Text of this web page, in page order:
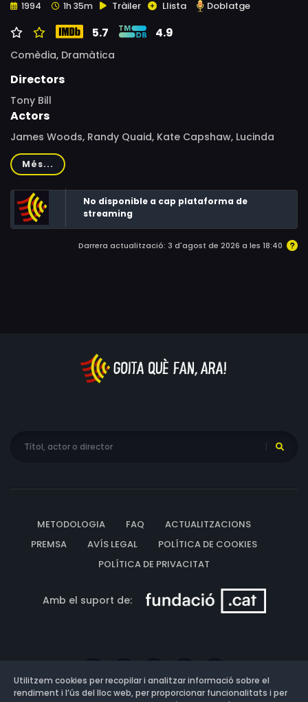
1994 1h 35m Tràiler Llista Doblatge
5.7 4.9
Comèdia, Dramàtica
Directors
Tony Bill
Actors
James Woods, Randy Quaid, Kate Capshaw, Lucinda
Jenney, Miles Feulner, Billy L. Sullivan, Joe Minjares, Ivory
Ocean, Dan Hildebrand, George Temple Hammett,
Chantal Coffey, Erik Hyler, Stella Choe
Més...
No disponible a cap plataforma de
streaming
Darrera actualització: 3 d'agost de 2026 a les 18:40
METODOLOGIA FAQ
ACTUALITZACIONS
PREMSA
AVÍS LEGAL
POLÍTICA DE COOKIES
POLÍTICA DE PRIVACITAT
Amb el suport de:
Utilitzem cookies per recopilar i analitzar informació sobre el
rendiment i l’ús del lloc web, per proporcionar funcionalitats i per